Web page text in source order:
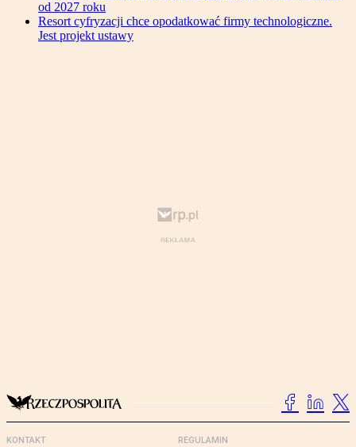
od 2027 roku
Resort cyfryzacji chce opodatkować firmy technologiczne.
Jest projekt ustawy
KONTAKT REGULAMIN